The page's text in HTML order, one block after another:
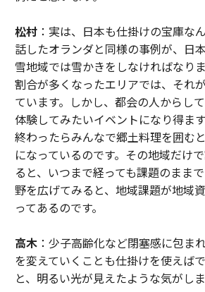
松村：実は、日本も仕掛けの宝庫な
話したオランダと同様の事例が、日
雪地域では雪かきをしなければなり
割合が多くなったエリアでは、それ
ています。しかし、都会の人からし
体験してみたいイベントになり得ま
終わったらみんなで郷土料理を囲む
になっているのです。その地域だけ
ると、いつまで経っても課題のまま
野を広げてみると、地域課題が地域
ってあるのです。
高木：少子高齢化など閉塞感に包ま
を変えていくことも仕掛けを使えば
と、明るい光が見えたような気がしま